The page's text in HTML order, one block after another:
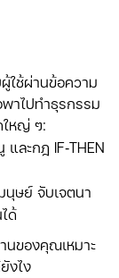
ช้ผ่านข้อความ
าไปทำธุรกรรม
หญ่ ๆ:
ละกฎ IF‑THEN
นุษย์ จับเจตนา
ด้
นของคุณเหมาะ
งไง